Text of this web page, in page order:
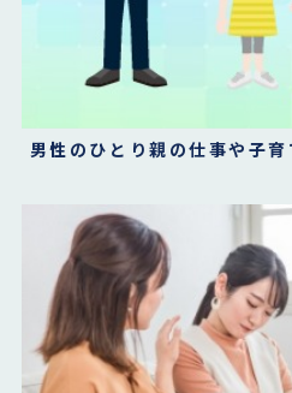
男性のひとり親の仕事や子育